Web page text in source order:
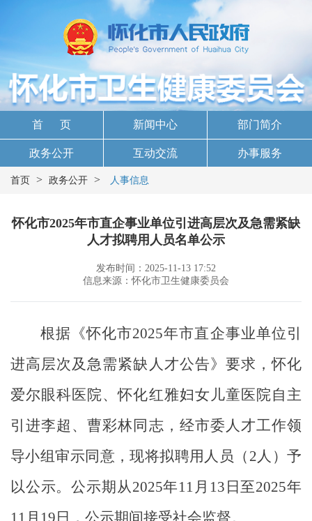
首 页 新闻中心 部门简介
政务公开 互动交流 办事服务
首页 > 政务公开 > 人事信息
怀化市2025年市直企事业单位引进高层次及急需紧缺
人才拟聘用人员名单公示
发布时间：2025-11-13 17:52
信息来源：怀化市卫生健康委员会
根据《怀化市2025年市直企事业单位引
进高层次及急需紧缺人才公告》要求，怀化
爱尔眼科医院、怀化红雅妇女儿童医院自主
引进李超、曹彩林同志，经市委人才工作领
导小组审示同意，现将拟聘用人员（ 2人）予
以公示。公示期从2025年11 月 13 日至2025年
11月 19 日，公示期间接受社会监督。